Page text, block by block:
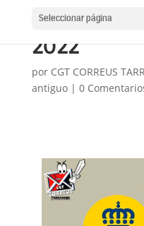
Seleccionar página
2022
por CGT CORREUS
antiguo| 0